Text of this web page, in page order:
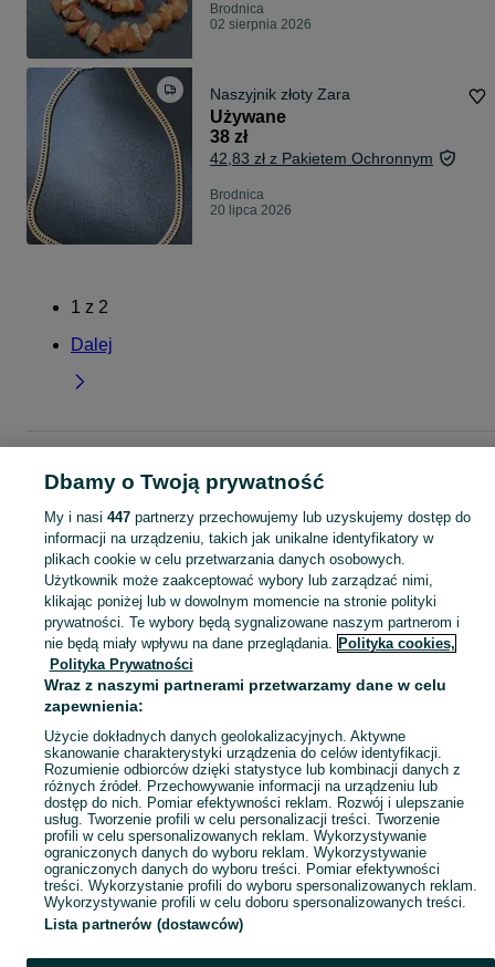
Brodnica
02 sierpnia 2026
Naszyjnik złoty Zara
Używane
38 zł
42,83 zł z Pakietem Ochronnym
Brodnica
20 lipca 2026
1 z 2
Dalej
Kujawsko-pomorskie
Naszyjniki i korale - Brodnica
KATEGORIA
Zobacz
Mapa kategorii
Mapa miejscowości
Mapa ministron
Popularne wyszukiwania
Dbamy o Twoją prywatność
My i nasi 447partnerzy przechowujemy lub uzyskujemy dostęp do
informacji na urządzeniu, takich jak unikalne identyfikatory w
plikach cookie w celu przetwarzania danych osobowych.
Użytkownik może zaakceptować wybory lub zarządzać nimi,
klikając poniżej lub w dowolnym momencie na stronie polityki
prywatności. Te wybory będą sygnalizowane naszym partnerom i
nie będą miały wpływu na dane przeglądania. Polityka cookies,
Polityka Prywatności
Wraz z naszymi partnerami przetwarzamy dane w celu
zapewnienia:
Użycie dokładnych danych geolokalizacyjnych. Aktywne
skanowanie charakterystyki urządzenia do celów identyfikacji.
Rozumienie odbiorców dzięki statystyce lub kombinacji danych z
różnych źródeł. Przechowywanie informacji na urządzeniu lub
dostęp do nich. Pomiar efektywności reklam. Rozwój i ulepszanie
usług. Tworzenie profili w celu personalizacji treści. Tworzenie
profili w celu spersonalizowanych reklam. Wykorzystywanie
ograniczonych danych do wyboru reklam. Wykorzystywanie
ograniczonych danych do wyboru treści. Pomiar efektywności
treści. Wykorzystanie profili do wyboru spersonalizowanych reklam.
Wykorzystywanie profili w celu doboru spersonalizowanych treści.
Lista partnerów (dostawców)